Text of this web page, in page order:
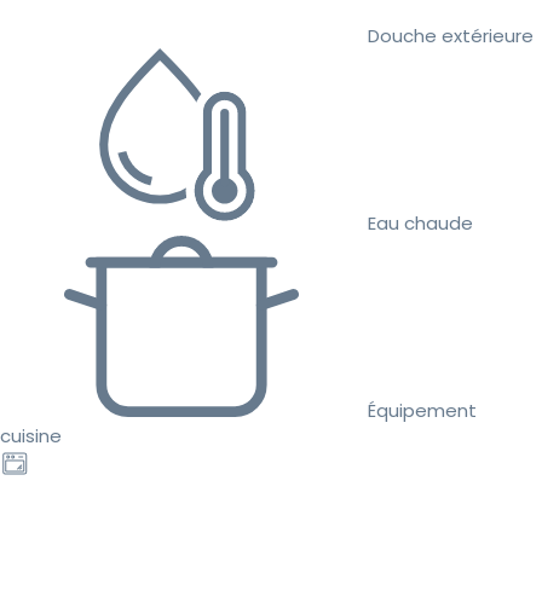
Douche extérieure
Eau chaude
Équipement
cuisine